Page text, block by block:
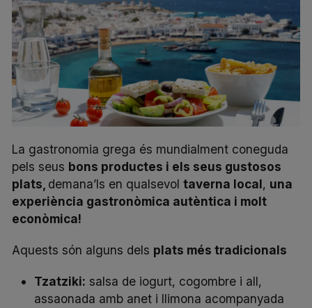
La gastronomia grega és mundialment coneguda
pels seus bons productes i els seus gustosos
plats, demana’ls en qualsevoltaverna local, una
experiència gastronòmica autèntica i molt
econòmica!
Aquests són alguns dels plats més tradicionals
Tzatziki: salsa de iogurt, cogombre i all,
assaonada amb anet i llimona acompanyada